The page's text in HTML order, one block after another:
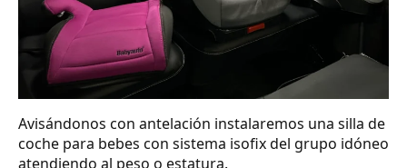
Avisándonos con antelación instalaremos una silla de
coche para bebes con sistema isofix del grupo idóneo
atendiendo al peso o estatura.